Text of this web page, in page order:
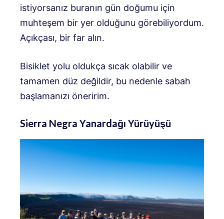
istiyorsanız buranın gün doğumu için
muhteşem bir yer olduğunu görebiliyordum.
Açıkçası, bir far alın.
Bisiklet yolu oldukça sıcak olabilir ve
tamamen düz değildir, bu nedenle sabah
başlamanızı öneririm.
Sierra Negra Yanardağı Yürüyüşü